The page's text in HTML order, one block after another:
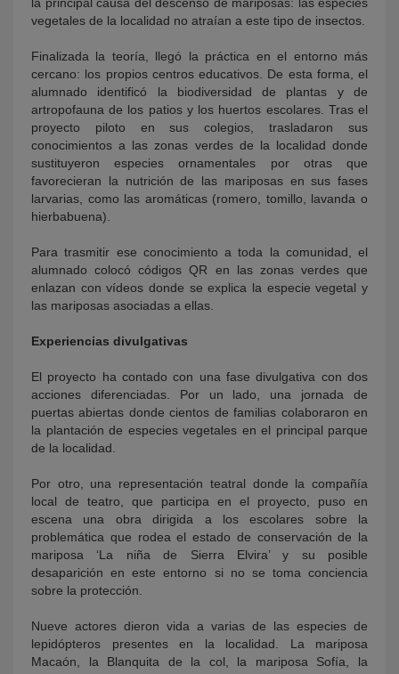
vegetales de la localidad no atraían a este tipo de insectos.
Finalizada la teoría, llegó la práctica en el entorno más
cercano: los propios centros educativos. De esta forma, el
alumnado identificó la biodiversidad de plantas y de
artropofauna de los patios y los huertos escolares. Tras el
proyecto piloto en sus colegios, trasladaron sus
conocimientos a las zonas verdes de la localidad donde
sustituyeron especies ornamentales por otras que
favorecieran la nutrición de las mariposas en sus fases
larvarias, como las aromáticas (romero, tomillo, lavanda o
hierbabuena).
Para trasmitir ese conocimiento a toda la comunidad, el
alumnado colocó códigos QR en las zonas verdes que
enlazan con vídeos donde se explica la especie vegetal y
las mariposas asociadas a ellas.
Experiencias divulgativas
El proyecto ha contado con una fase divulgativa con dos
acciones diferenciadas. Por un lado, una jornada de
puertas abiertas donde cientos de familias colaboraron en
la plantación de especies vegetales en el principal parque
de la localidad.
Por otro, una representación teatral donde la compañía
local de teatro, que participa en el proyecto, puso en
escena una obra dirigida a los escolares sobre la
problemática que rodea el estado de conservación de la
mariposa ‘La niña de Sierra Elvira’ y su posible
desaparición en este entorno si no se toma conciencia
sobre la protección.
Nueve actores dieron vida a varias de las especies de
lepidópteros presentes en la localidad. La mariposa
Macaón, la Blanquita de la col, la mariposa Sofía, la